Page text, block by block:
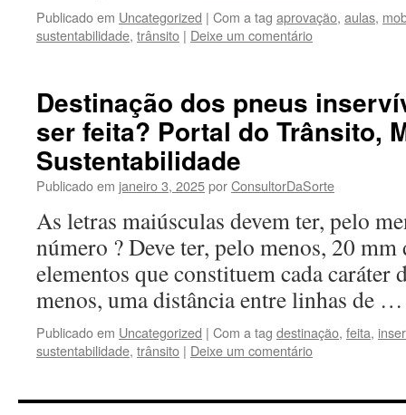
Publicado em Uncategorized | Com a tag aprovação, aulas,
sustentabilidade, trânsito | Deixe um comentário
Destinação dos pneus
ser feita? Portal do Trânsito,
Sustentabilidade
Publicado em janeiro 3, 2025porConsultorDaSorte
As letras maiúsculas devem ter, pelo
número ? Deve ter, pelo menos, 20 mm
elementos que constituem cada caráter
menos, uma distância entre linhas de
Publicado em Uncategorized | Com a tag destinação, feita,
sustentabilidade, trânsito | Deixe um comentário